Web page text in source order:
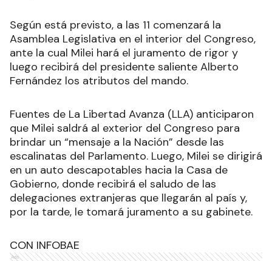
Según está previsto, a las 11 comenzará la
Asamblea Legislativa en el interior del Congreso,
ante la cual Milei hará el juramento de rigor y
luego recibirá del presidente saliente Alberto
Fernández los atributos del mando.
Fuentes de La Libertad Avanza (LLA) anticiparon
que Milei saldrá al exterior del Congreso para
brindar un “mensaje a la Nación” desde las
escalinatas del Parlamento. Luego, Milei se dirigirá
en un auto descapotables hacia la Casa de
Gobierno, donde recibirá el saludo de las
delegaciones extranjeras que llegarán al país y,
por la tarde, le tomará juramento a su gabinete.
CON INFOBAE
Ads